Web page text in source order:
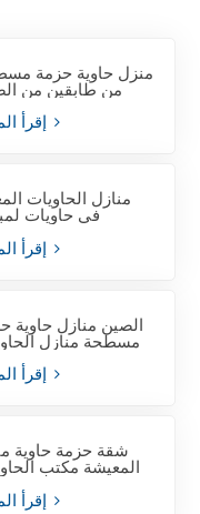
منزل حاوية حزمة
من طابقين من
منازل الحاويات
في حاويات
المكاتب
الصين منازل حاوية
مسطحة منازل
شقة حزمة حاوية
المعيشة مكتب
لموقع